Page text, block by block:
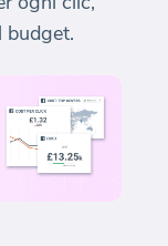
budget.